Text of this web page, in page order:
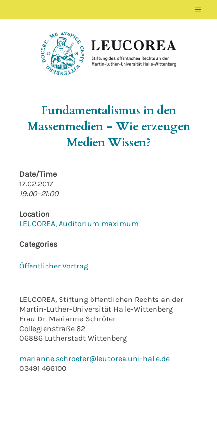
LEUCOREA DE
Stiftung des öffentlichen Rechts an der
Fundamentalismus in den
Massenmedien – Wie erzeugen
Medien Wissen?
Date/Time
17.02.2017
19:00–21:00
Location
LEUCOREA, Auditorium maximum
Categories
Öffentlicher Vortrag
LEUCOREA, Stiftung öffentlichen Rechts an der
Martin-Luther-Universität Halle-Wittenberg
Frau Dr. Marianne Schröter
Collegienstraße 62
06886 Lutherstadt Wittenberg
marianne.schroeter@leucorea.uni-halle.de
03491 466100